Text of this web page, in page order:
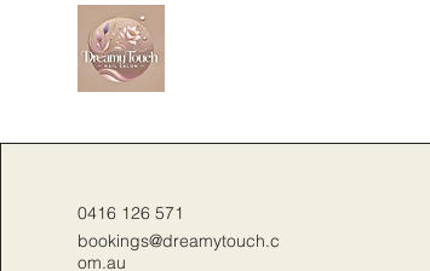
0416 126 571
bookings@dreamytouch.c
om.au